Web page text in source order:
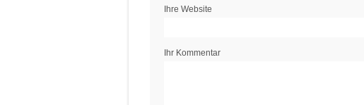
Ihre Website
Ihr Kommentar